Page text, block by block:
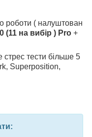
роботи ( налуштован
(11 на вибір ) Pro +
тести більше 5
Superposition,